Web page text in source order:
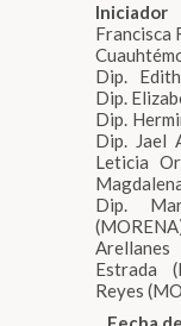
Francisca
Dip.
Dip.
Dip.
Dip. Jael
Leticia
Dip.
Arellanes
Estrada
Reyes